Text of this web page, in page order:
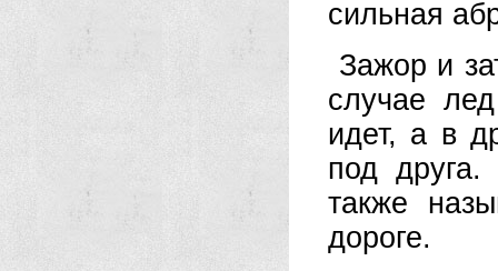
сильная
Зажор и
случае
идет, а в
под
также
дороге.